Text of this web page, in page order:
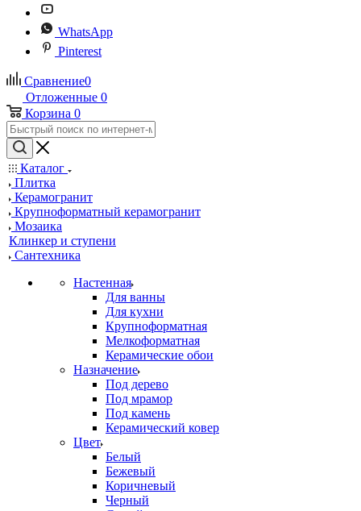
WhatsApp
Pinterest
Сравнение0
Отложенные 0
Корзина 0
Каталог
Плитка
Керамогранит
Крупноформатный керамогранит
Мозаика
Клинкер и ступени
Сантехника
Настенная
Для ванны
Для кухни
Крупноформатная
Мелкоформатная
Керамические обои
Назначение
Под дерево
Под мрамор
Под камень
Керамический ковер
Цвет
Белый
Бежевый
Коричневый
Черный